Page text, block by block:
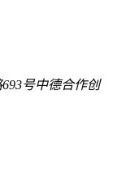
号中德合作创